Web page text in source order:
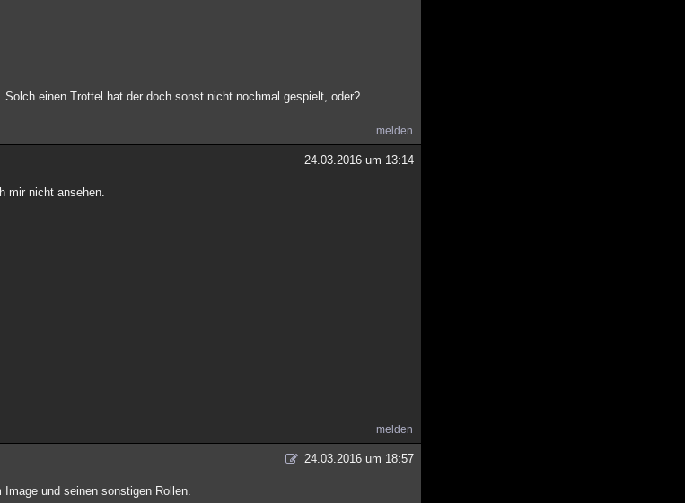
einen Trottel hat der doch sonst nicht nochmal gespielt, oder?
melden
24.03.2016 um 13:14
mir nicht ansehen.
melden
24.03.2016 um 18:57
und seinen sonstigen Rollen.